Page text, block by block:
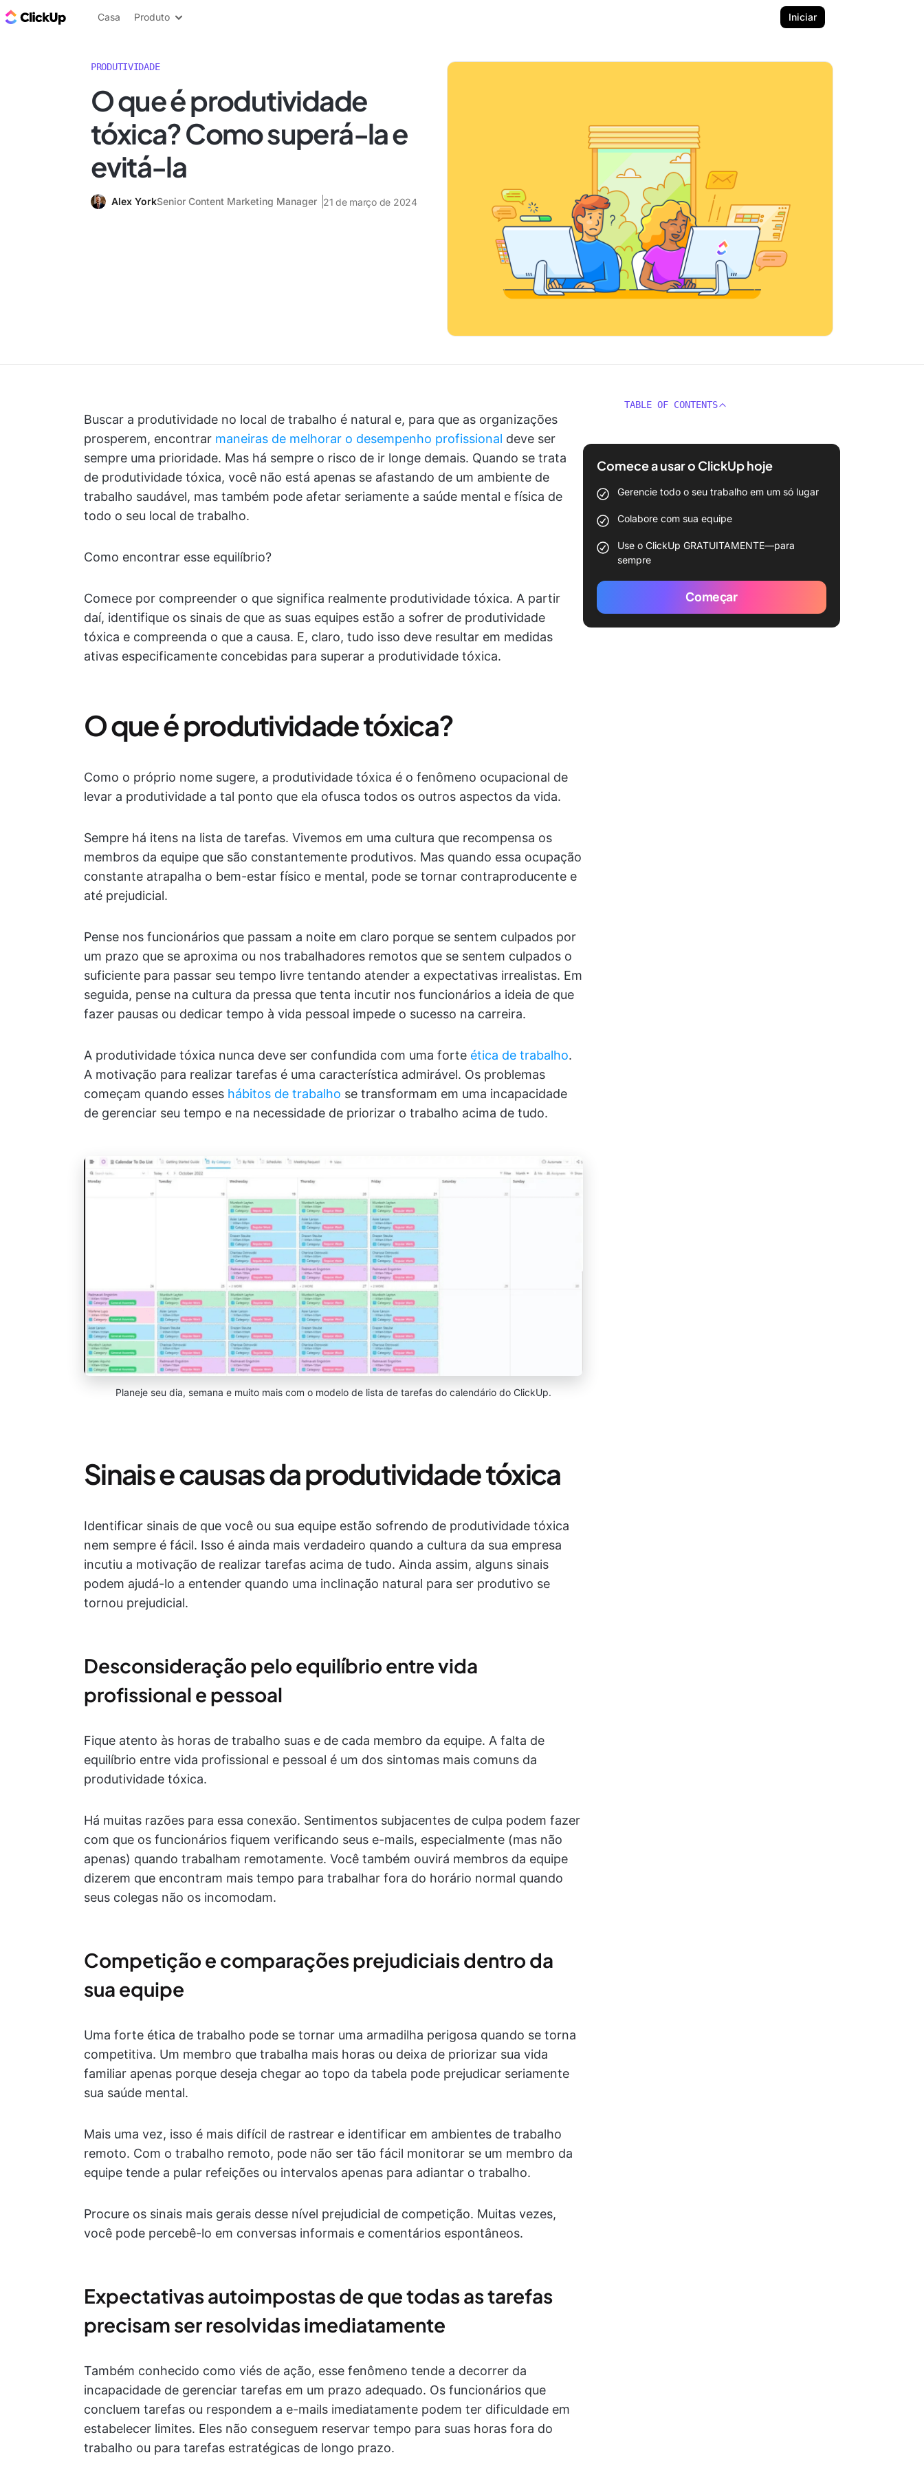
ClickUp Blogue
Casa Produto Iniciar
PRODUTIVIDADE
O que é produtividade
tóxica? Como superá-la e
evitá-la
Alex YorkSenior Content Marketing Manager 21 de março de 2024
Buscar a produtividade no local de trabalho é natural e, para que as organizações
prosperem, encontrar maneiras de melhorar o desempenho profissional deve ser
sempre uma prioridade. Mas há sempre o risco de ir longe demais. Quando se trata
de produtividade tóxica, você não está apenas se afastando de um ambiente de
trabalho saudável, mas também pode afetar seriamente a saúde mental e física de
todo o seu local de trabalho.
Como encontrar esse equilíbrio?
Comece por compreender o que significa realmente produtividade tóxica. A partir
daí, identifique os sinais de que as suas equipes estão a sofrer de produtividade
tóxica e compreenda o que a causa. E, claro, tudo isso deve resultar em medidas
ativas especificamente concebidas para superar a produtividade tóxica.
O que é produtividade tóxica?
Como o próprio nome sugere, a produtividade tóxica é o fenômeno ocupacional de
levar a produtividade a tal ponto que ela ofusca todos os outros aspectos da vida.
Sempre há itens na lista de tarefas. Vivemos em uma cultura que recompensa os
membros da equipe que são constantemente produtivos. Mas quando essa ocupação
constante atrapalha o bem-estar físico e mental, pode se tornar contraproducente e
até prejudicial.
Pense nos funcionários que passam a noite em claro porque se sentem culpados por
um prazo que se aproxima ou nos trabalhadores remotos que se sentem culpados o
suficiente para passar seu tempo livre tentando atender a expectativas irrealistas. Em
seguida, pense na cultura da pressa que tenta incutir nos funcionários a ideia de que
fazer pausas ou dedicar tempo à vida pessoal impede o sucesso na carreira.
A produtividade tóxica nunca deve ser confundida com uma forte ética de trabalho.
A motivação para realizar tarefas é uma característica admirável. Os problemas
começam quando esses hábitos de trabalho se transformam em uma incapacidade
de gerenciar seu tempo e na necessidade de priorizar o trabalho acima de tudo.
Planeje seu dia, semana e muito mais com o modelo de lista de tarefas do calendário do ClickUp.
Sinais e causas da produtividade tóxica
Identificar sinais de que você ou sua equipe estão sofrendo de produtividade tóxica
nem sempre é fácil. Isso é ainda mais verdadeiro quando a cultura da sua empresa
incutiu a motivação de realizar tarefas acima de tudo. Ainda assim, alguns sinais
podem ajudá-lo a entender quando uma inclinação natural para ser produtivo se
tornou prejudicial.
Desconsideração pelo equilíbrio entre vida
profissional e pessoal
Fique atento às horas de trabalho suas e de cada membro da equipe. A falta de
equilíbrio entre vida profissional e pessoal é um dos sintomas mais comuns da
produtividade tóxica.
Há muitas razões para essa conexão. Sentimentos subjacentes de culpa podem fazer
com que os funcionários fiquem verificando seus e-mails, especialmente (mas não
apenas) quando trabalham remotamente. Você também ouvirá membros da equipe
dizerem que encontram mais tempo para trabalhar fora do horário normal quando
seus colegas não os incomodam.
Competição e comparações prejudiciais dentro da
sua equipe
Uma forte ética de trabalho pode se tornar uma armadilha perigosa quando se torna
competitiva. Um membro que trabalha mais horas ou deixa de priorizar sua vida
familiar apenas porque deseja chegar ao topo da tabela pode prejudicar seriamente
sua saúde mental.
Mais uma vez, isso é mais difícil de rastrear e identificar em ambientes de trabalho
remoto. Com o trabalho remoto, pode não ser tão fácil monitorar se um membro da
equipe tende a pular refeições ou intervalos apenas para adiantar o trabalho.
Procure os sinais mais gerais desse nível prejudicial de competição. Muitas vezes,
você pode percebê-lo em conversas informais e comentários espontâneos.
Expectativas autoimpostas de que todas as tarefas
precisam ser resolvidas imediatamente
Também conhecido como viés de ação, esse fenômeno tende a decorrer da
incapacidade de gerenciar tarefas em um prazo adequado. Os funcionários que
concluem tarefas ou respondem a e-mails imediatamente podem ter dificuldade em
estabelecer limites. Eles não conseguem reservar tempo para suas horas fora do
trabalho ou para tarefas estratégicas de longo prazo.
TABLE OF CONTENTS
Comece a usar o ClickUp hoje
Gerencie todo o seu trabalho em um só lugar
Colabore com sua equipe
Use o ClickUp GRATUITAMENTE—para
sempre
Começar